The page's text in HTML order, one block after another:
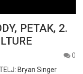
PETAK, 2.
0
Bryan Singer